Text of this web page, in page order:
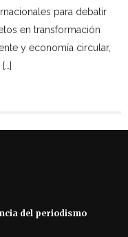
para debatir
en transformación
y economía circular,
del periodismo